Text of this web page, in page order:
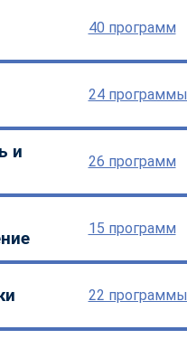
40 программ
24 программы
и
26 программ
15 программ
22 программы